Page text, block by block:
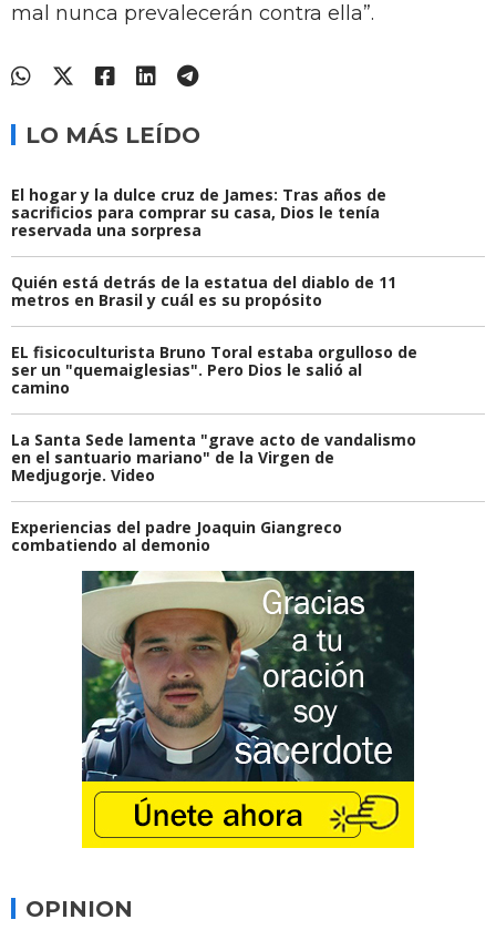
mal nunca prevalecerán contra ella”.
LO MÁS LEÍDO
El hogar y la dulce cruz de James: Tras años de
sacrificios para comprar su casa, Dios le tenía
reservada una sorpresa
Quién está detrás de la estatua del diablo de 11
metros en Brasil y cuál es su propósito
EL fisicoculturista Bruno Toral estaba orgulloso de
ser un "quemaiglesias". Pero Dios le salió al
camino
La Santa Sede lamenta "grave acto de vandalismo
en el santuario mariano" de la Virgen de
Medjugorje. Video
Experiencias del padre Joaquin Giangreco
combatiendo al demonio
OPINION